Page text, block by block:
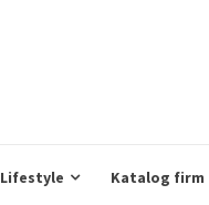
Lifestyle Katalog firm